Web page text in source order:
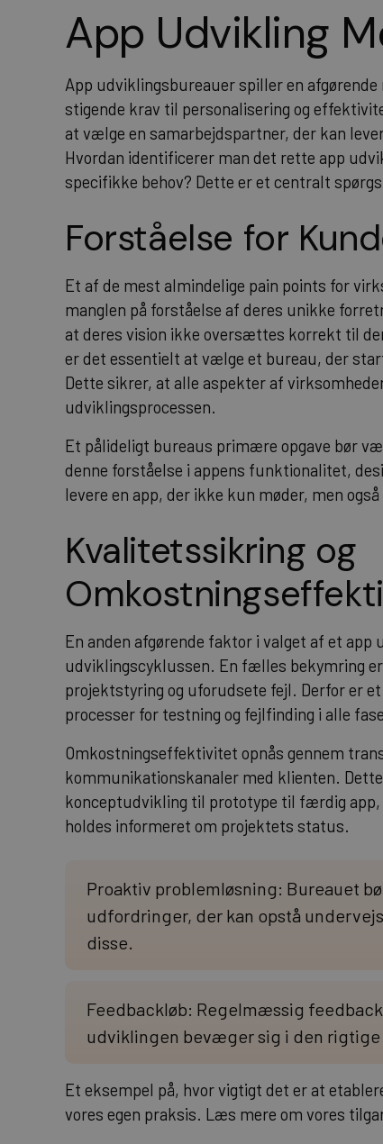
App Udvikling
App udviklingsbureauer spiller en
stigende krav til personalisering og
at vælge en samarbejdspartner, der kan
Hvordan identificerer man det rette app
specifikke behov? Dette er et centralt
Forståelse for
Et af de mest almindelige pain points for
manglen på forståelse af deres unikke
at deres vision ikke oversættes korrekt til
er det essentielt at vælge et bureau, der
Dette sikrer, at alle aspekter af
udviklingsprocessen.
Et pålideligt bureaus primære opgave bør
denne forståelse i appens funktionalitet,
levere en app, der ikke kun møder, men
Kvalitetssikring og
En anden afgørende faktor i valget af et
udviklingscyklussen. En fælles bekymring
projektstyring og uforudsete fejl. Derfor er
processer for testning og fejlfinding i alle
Omkostningseffektivitet opnås gennem
kommunikationskanaler med klienten.
konceptudvikling til prototype til færdig
holdes informeret om projektets status.
Proaktiv problemløsning: Bureauet
udfordringer, der kan opstå
disse.
Feedbackløb: Regelmæssig
udviklingen bevæger sig i den rigtige
Et eksempel på, hvor vigtigt det er at
vores egen praksis. Læs mere om vores